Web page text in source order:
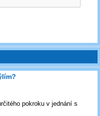
pokroku v jednání s